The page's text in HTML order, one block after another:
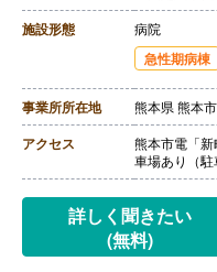
［その他手当
・早出、遅出
・祝祭日手
・役職手当
・精勤加算
・メンバー
【賞与】年2
【通勤手当】
【昇給】あ
績
【退職金】
※駐車場代
施設形態 病院
急性期病棟
事業所所在地 熊本県 熊本
アクセス
熊本市電「
車場あり（駐
詳しく聞きたい
(無料)